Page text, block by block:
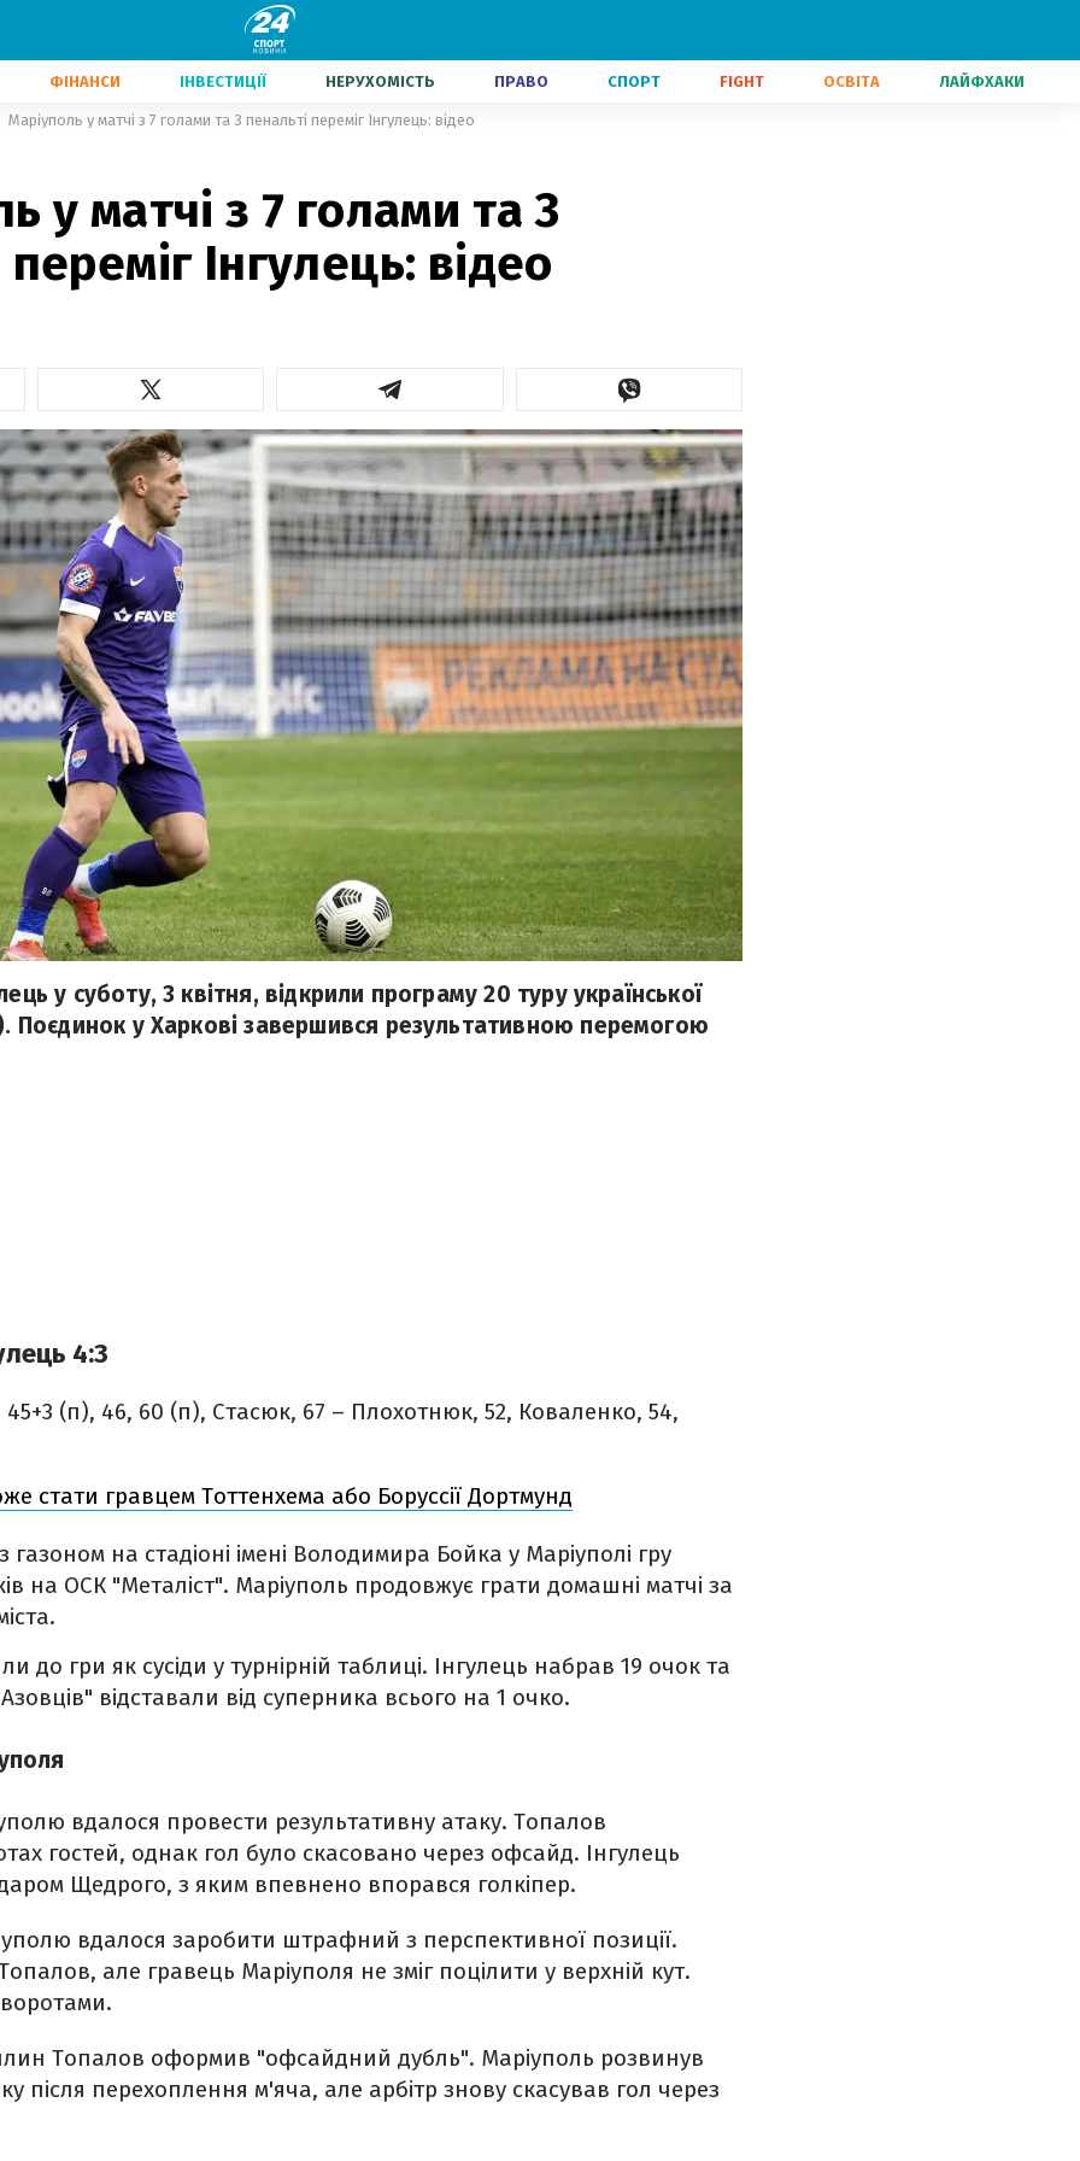
ФІНАНСИ ІНВЕСТИЦІЇ НЕРУХОМІСТЬ ПРАВО СПОРТ FIGHT ОСВІТА ЛАЙФХАКИ
Маріуполь у матчі з 7 голами та 3 пенальті переміг Інгулець: відео
у матчі з 7 голами та 3
Інгулець: відео
у суботу, 3 квітня, відкрили програму 20 туру української
Поєдинок у Харкові завершився результативною перемогою
4:3
(п), 46, 60 (п), Стасюк, 67 – Плохотнюк, 52, Коваленко, 54,
стати гравцем Тоттенхема або Боруссії Дортмунд
на стадіоні імені Володимира Бойка у Маріуполі гру
на ОСК "Металіст". Маріуполь продовжує грати домашні матчі за
до гри як сусіди у турнірній таблиці. Інгулець набрав 19 очок та
відставали від суперника всього на 1 очко.
вдалося провести результативну атаку. Топалов
гостей, однак гол було скасовано через офсайд. Інгулець
Щедрого, з яким впевнено впорався голкіпер.
вдалося заробити штрафний з перспективної позиції.
але гравець Маріуполя не зміг поцілити у верхній кут.
Топалов оформив "офсайдний дубль". Маріуполь розвинув
після перехоплення м'яча, але арбітр знову скасував гол через